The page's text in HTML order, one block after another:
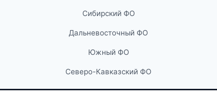
Сибирский ФО
Дальневосточный ФО
Южный ФО
Северо-Кавказский ФО